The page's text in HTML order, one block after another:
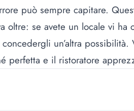
può sempre capitare.
oltre: se avete un locale vi ha
un’altra
perfetta e il ristoratore